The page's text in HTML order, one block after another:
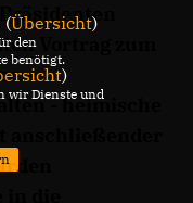
Vortrag zum
- heimische
(Übersicht)
den
benötigt.
)
wir Dienste und